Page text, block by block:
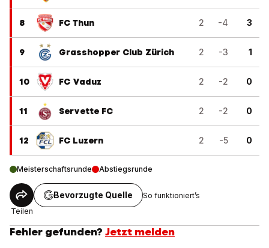
8 FC Thun 2 -4 3
9 Grasshopper Club Zürich 2 -3 1
10 FC Vaduz 2 -2 0
11 Servette FC 2 -2 0
12 FC Luzern 2 -5 0
Meisterschaftsrunde Abstiegsrunde
Teilen
Bevorzugte Quelle So funktioniert’s
Fehler gefunden? Jetzt melden